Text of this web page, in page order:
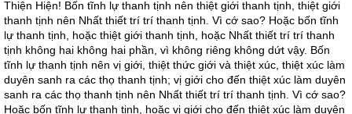
Thiện Hiện! Bốn tĩnh lự thanh tịnh nên thiệt giới thanh tịnh, thiệt giới
thanh tịnh nên Nhất thiết trí trí thanh tịnh. Vì cớ sao? Hoặc bốn tĩnh
lự thanh tịnh, hoặc thiệt giới thanh tịnh, hoặc Nhất thiết trí trí thanh
tịnh không hai không hai phần, vì không riêng không dứt vậy. Bốn
tĩnh lự thanh tịnh nên vị giới, thiệt thức giới và thiệt xúc, thiệt xúc làm
duyên sanh ra các thọ thanh tịnh; vị giới cho đến thiệt xúc làm duyên
sanh ra các thọ thanh tịnh nên Nhất thiết trí trí thanh tịnh. Vì cớ sao?
Hoặc bốn tĩnh lự thanh tịnh, hoặc vị giới cho đến thiệt xúc làm duyên